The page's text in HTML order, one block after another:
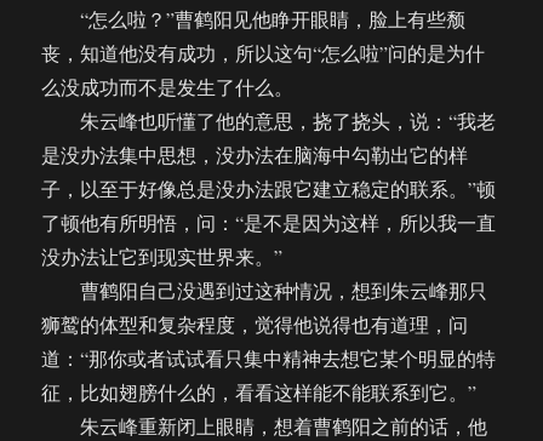
“怎么啦？”曹鹤阳见他睁开眼睛，脸上有些颓
丧，知道他没有成功，所以这句“怎么啦”问的是为什
么没成功而不是发生了什么。
朱云峰也听懂了他的意思，挠了挠头，说：“我老
是没办法集中思想，没办法在脑海中勾勒出它的样
子，以至于好像总是没办法跟它建立稳定的联系。”顿
了顿他有所明悟，问：“是不是因为这样，所以我一直
没办法让它到现实世界来。”
曹鹤阳自己没遇到过这种情况，想到朱云峰那只
狮鹫的体型和复杂程度，觉得他说得也有道理，问
道：“那你或者试试看只集中精神去想它某个明显的特
征，比如翅膀什么的，看看这样能不能联系到它。”
朱云峰重新闭上眼睛，想着曹鹤阳之前的话，他